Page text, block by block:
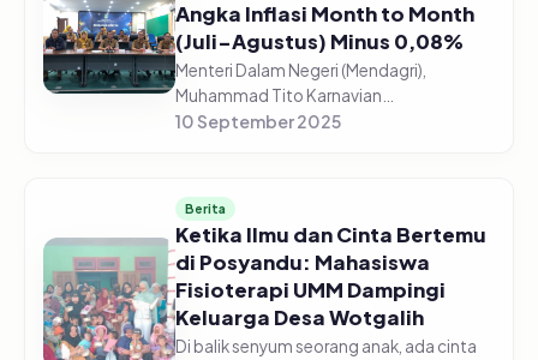
Angka Inflasi Month to Month
(Juli-Agustus) Minus 0,08%
Menteri Dalam Negeri (Mendagri),
Muhammad Tito Karnavian
mengapresiasi capaian angka inflasi
month) dari b...
10 September 2025
Berita
Ketika Ilmu dan Cinta Bertemu
di Posyandu: Mahasiswa
Fisioterapi UMM Dampingi
Keluarga Desa Wotgalih
Di balik senyum seorang anak, ada cinta